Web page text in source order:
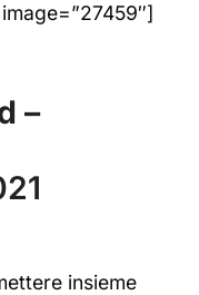
–
insieme